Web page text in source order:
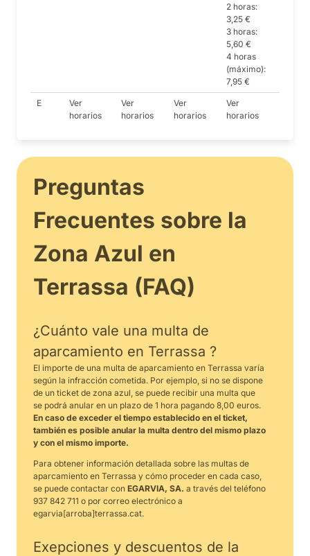
2 horas:
3,25 €
3 horas:
5,60 €
4 horas
(máximo):
7,95 €
E
Ver
horarios
Ver
horarios
Ver
horarios
Ver
horarios
Preguntas
Frecuentes sobre la
Zona Azul en
Terrassa (FAQ)
¿Cuánto vale una multa de
aparcamiento en Terrassa ?
El importe de una multa de aparcamiento en Terrassa varía
según la infracción cometida. Por ejemplo, si no se dispone
de un ticket de zona azul, se puede recibir una multa que
se podrá anular en un plazo de 1 hora pagando 8,00 euros.
En caso de exceder el tiempo establecido en el ticket,
también es posible anular la multa dentro del mismo plazo
y con el mismo importe.
Para obtener información detallada sobre las multas de
aparcamiento en Terrassa y cómo proceder en cada caso,
se puede contactar con EGARVIA, SA. a través del teléfono
937 842 711 o por correo electrónico a
egarvia[arroba]terrassa.cat.
Exepciones y descuentos de la